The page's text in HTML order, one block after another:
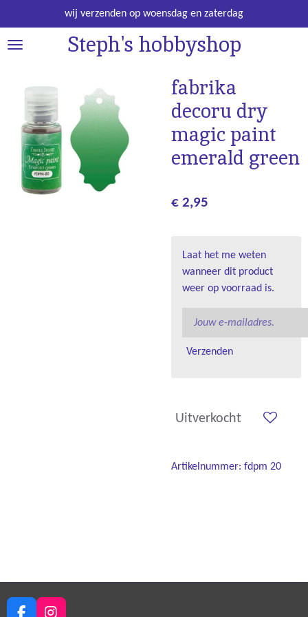
direct
naar
Steph's hobbyshop
wij verzenden op woensdag en zaterdag
fabrika
decoru dry
magic paint
emerald green
€ 2,95
Laat het me weten
wanneer dit product
weer op voorraad is.
Verzenden
Uitverkocht
Artikelnummer: fdpm 20